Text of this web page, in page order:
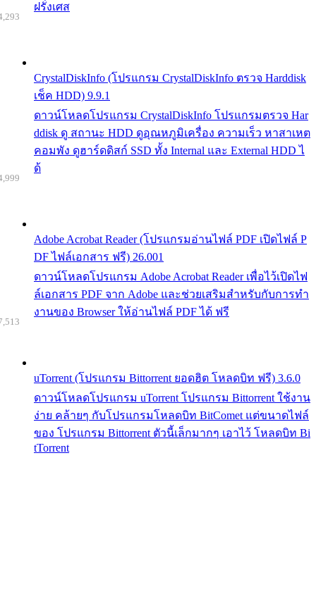
ฝรั่งเศส
CrystalDiskInfo (โปรแกรม CrystalDiskInfo ตรวจ Harddisk
เช็ค HDD) 9.9.1
ดาวน์โหลดโปรแกรม CrystalDiskInfo โปรแกรมตรวจ Har
ddisk ดู สถานะ HDD ดูอุณหภูมิเครื่อง ความเร็ว หาสาเหต
คอมพัง ดูฮาร์ดดิสก์ SSD ทั้ง Internal และ External HDD ไ
ด้
Adobe Acrobat Reader (โปรแกรมอ่านไฟล์ PDF เปิดไฟล์ P
DF ไฟล์เอกสาร ฟรี) 26.001
ดาวน์โหลดโปรแกรม Adobe Acrobat Reader เพื่อไว้เปิดไฟ
ล์เอกสาร PDF จาก Adobe และช่วยเสริมสำหรับกับการทำ
งานของ Browser ให้อ่านไฟล์ PDF ได้ ฟรี
uTorrent (โปรแกรม Bittorrent ยอดฮิต โหลดบิท ฟรี) 3.6.0
ดาวน์โหลดโปรแกรม uTorrent โปรแกรม Bittorrent ใช้งาน
ง่าย คล้ายๆ กับโปรแกรมโหลดบิท BitComet แต่ขนาดไฟล์
ของ โปรแกรม Bittorrent ตัวนี้เล็กมากๆ เอาไว้ โหลดบิท Bi
tTorrent